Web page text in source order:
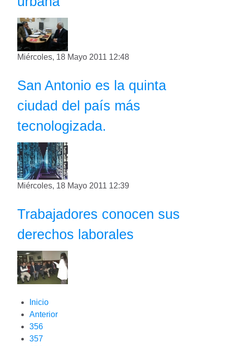
Miércoles, 18 Mayo 2011 12:48
San Antonio es la quinta
ciudad del país más
tecnologizada.
Miércoles, 18 Mayo 2011 12:39
Trabajadores conocen sus
derechos laborales
Inicio
Anterior
356
357